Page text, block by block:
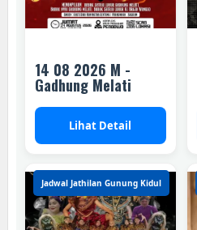
14 08 2026 M -
Gadhung Melati
Lihat Detail
Jadwal Jathilan Gunung Kidul